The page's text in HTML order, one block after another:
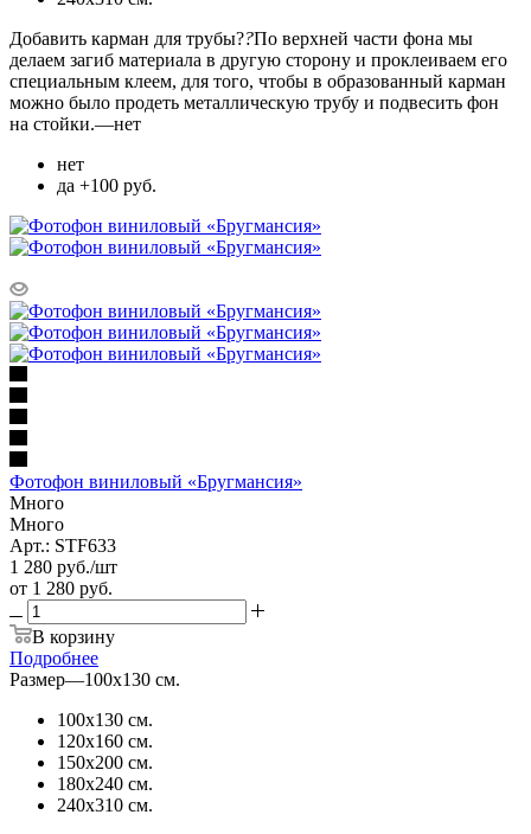
Добавить карман для трубы??По верхней части фона мы
делаем загиб материала в другую сторону и проклеиваем его
специальным клеем, для того, чтобы в образованный карман
можно было продеть металлическую трубу и подвесить фон
на стойки.—нет
нет
да +100 руб.
Фотофон виниловый «Бругмансия»
Много
Много
Арт.: STF633
1 280 руб./шт
от 1 280 руб.
В корзину
Подробнее
Размер—100х130 см.
100х130 см.
120х160 см.
150х200 см.
180х240 см.
240х310 см.